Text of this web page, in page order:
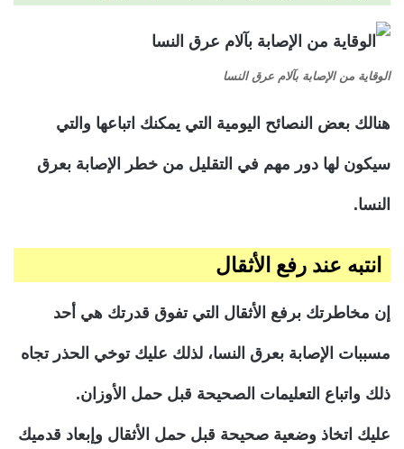
الوقاية من الإصابة بآلام عرق النسا
هنالك بعض النصائح اليومية التي يمكنك اتباعها والتي
سيكون لها دور مهم في التقليل من خطر الإصابة بعرق
النسا.
انتبه عند رفع الأثقال
إن مخاطرتك برفع الأثقال التي تفوق قدرتك هي أحد
مسببات الإصابة بعرق النسا، لذلك عليك توخي الحذر تجاه
ذلك واتباع التعليمات الصحيحة قبل حمل الأوزان.
عليك اتخاذ وضعية صحيحة قبل حمل الأثقال وإبعاد قدميك